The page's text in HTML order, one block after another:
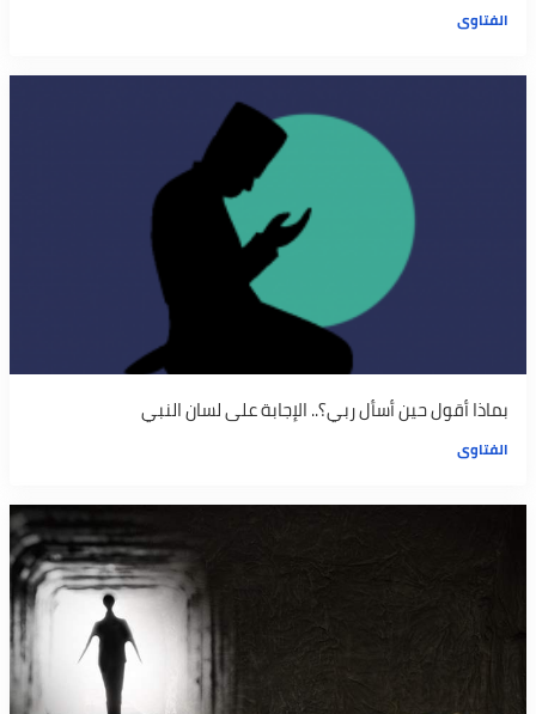
الفتاوى
بماذا أقول حين أسأل ربي؟.. الإجابة على لسان النبي
الفتاوى